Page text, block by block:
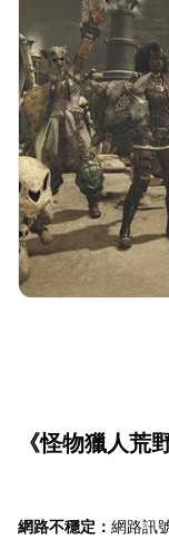
《怪物獵人荒
網路不穩定： 網路訊